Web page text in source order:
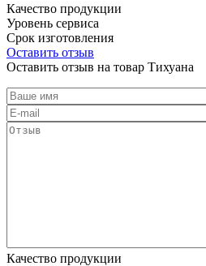
Качество продукции
Уровень сервиса
Срок изготовления
Оставить отзыв
Оставить отзыв на товар Тихуана
Качество продукции